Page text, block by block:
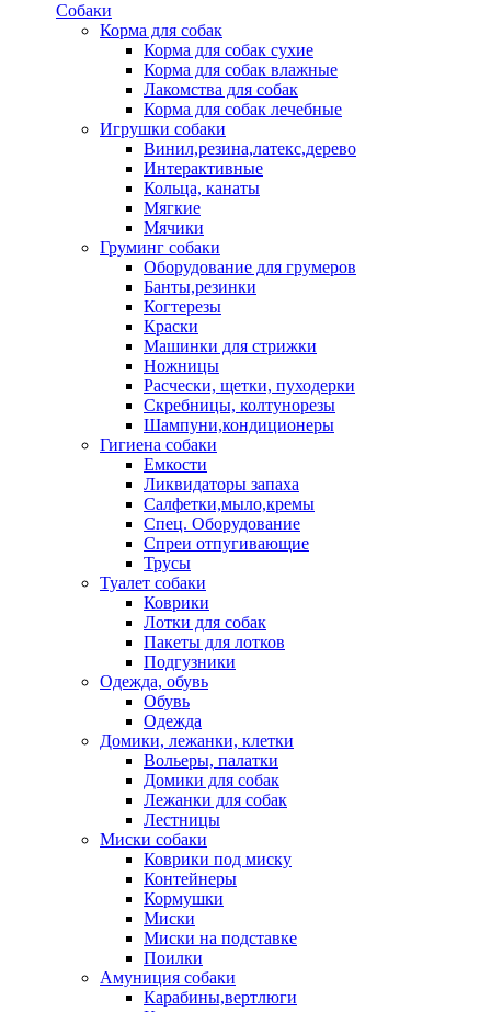
Собаки
Корма для собак
Корма для собак сухие
Корма для собак влажные
Лакомства для собак
Корма для собак лечебные
Игрушки собаки
Винил,резина,латекс,дерево
Интерактивные
Кольца, канаты
Мягкие
Мячики
Груминг собаки
Оборудование для грумеров
Банты,резинки
Когтерезы
Краски
Машинки для стрижки
Ножницы
Расчески, щетки, пуходерки
Скребницы, колтунорезы
Шампуни,кондиционеры
Гигиена собаки
Емкости
Ликвидаторы запаха
Салфетки,мыло,кремы
Спец. Оборудование
Спреи отпугивающие
Трусы
Туалет собаки
Коврики
Лотки для собак
Пакеты для лотков
Подгузники
Одежда, обувь
Обувь
Одежда
Домики, лежанки, клетки
Вольеры, палатки
Домики для собак
Лежанки для собак
Лестницы
Миски собаки
Коврики под миску
Контейнеры
Кормушки
Миски
Миски на подставке
Поилки
Амуниция собаки
Карабины,вертлюги